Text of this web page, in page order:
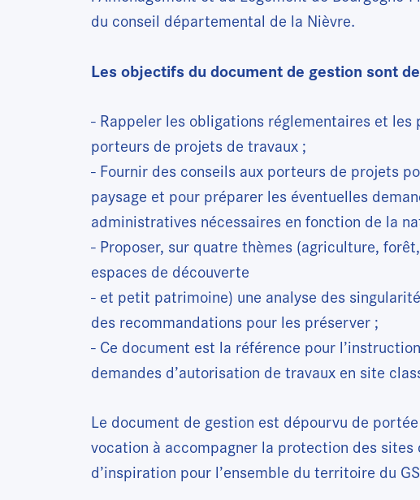
du conseil départemental de la Nièvre.
Les objectifs du document de gestion sont
- Rappeler les obligations réglementaires et les
porteurs de projets de travaux ;
- Fournir des conseils aux porteurs de projets
paysage et pour préparer les éventuelles
administratives nécessaires en fonction de la
- Proposer, sur quatre thèmes (agriculture,
espaces de découverte
- et petit patrimoine) une analyse des
des recommandations pour les préserver ;
- Ce document est la référence pour
demandes d’autorisation de travaux en site
Le document de gestion est dépourvu de
vocation à accompagner la protection des sites
d’inspiration pour l’ensemble du territoire du